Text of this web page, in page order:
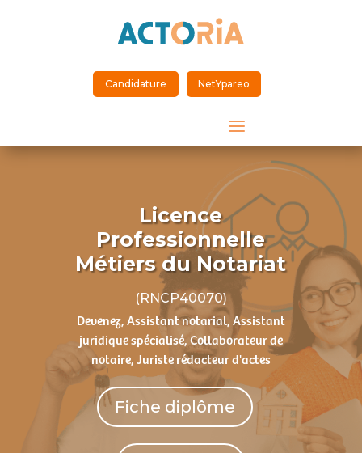
Candidature NetYpareo
a
Licence
Professionnelle
Métiers du Notariat
(RNCP40070)
Devenez, Assistant notarial, Assistant
juridique spécialisé, Collaborateur de
notaire, Juriste rédacteur d'actes
Fiche diplôme